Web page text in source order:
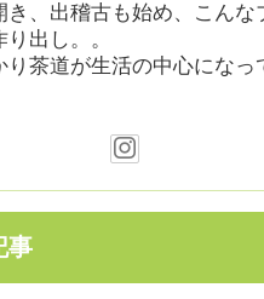
き、出稽古も始め、こんな
り出し。。
り茶道が生活の中心になっ
事